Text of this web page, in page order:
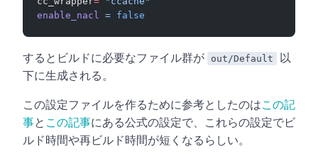
enable_nacl = false
するとビルドに必要なファイル群が out/Default
以
下に生成される。
この設定ファイルを作るために参考としたのはこの記
事と この記事にある公式の設定で、これらの設定でビ
ルド時間や再ビルド時間が短くなるらしい。